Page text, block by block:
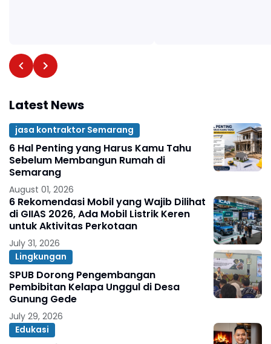
Latest News
jasa kontraktor Semarang
6 Hal Penting yang Harus Kamu Tahu
Sebelum Membangun Rumah di
Semarang
August 01, 2026
6 Rekomendasi Mobil yang Wajib Dilihat
di GIIAS 2026, Ada Mobil Listrik Keren
untuk Aktivitas Perkotaan
July 31, 2026
Lingkungan
SPUB Dorong Pengembangan
Pembibitan Kelapa Unggul di Desa
Gunung Gede
July 29, 2026
Edukasi